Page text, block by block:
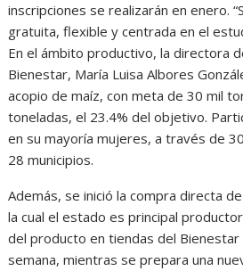
inscripciones se realizarán en enero.
gratuita, flexible y centrada en el
En el ámbito productivo, la directora
Bienestar, María Luisa Albores
acopio de maíz, con meta de 30 mil
toneladas, el 23.4% del objetivo.
en su mayoría mujeres, a través de
28 municipios.
Además, se inició la compra directa
la cual el estado es principal
del producto en tiendas del
semana, mientras se prepara una